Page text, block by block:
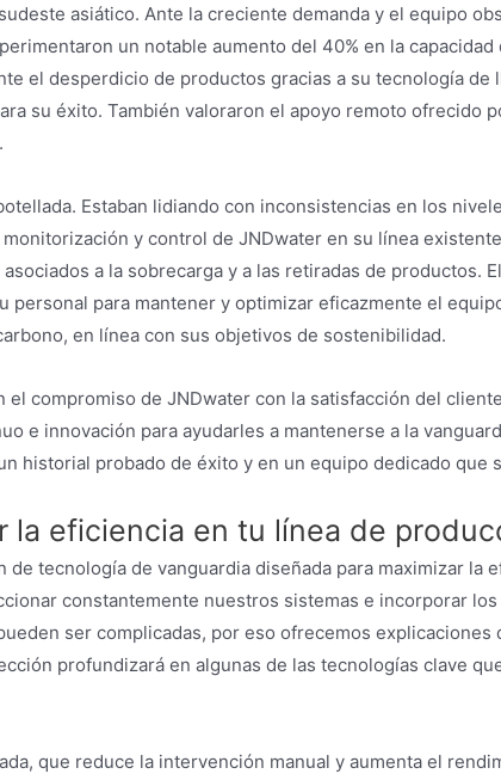
asiático. Ante la creciente demanda y el equipo
un notable aumento del 40% en la
el desperdicio de productos gracias a su tecnología
su éxito. También valoraron el apoyo remoto ofrecido
Estaban lidiando con inconsistencias en los
y control de JNDwater en su línea
a la sobrecarga y a las retiradas de productos.
para mantener y optimizar eficazmente el
en línea con sus objetivos de sostenibilidad.
compromiso de JNDwater con la satisfacción del
e innovación para ayudarles a mantenerse a la
historial probado de éxito y en un equipo dedicado que
eficiencia en tu línea de
tecnología de vanguardia diseñada para maximizar
constantemente nuestros sistemas e incorporar
ser complicadas, por eso ofrecemos
profundizará en algunas de las tecnologías clave
que reduce la intervención manual y aumenta el